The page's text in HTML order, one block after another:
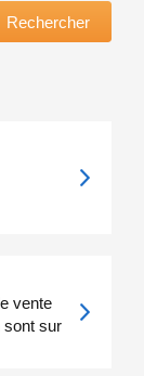
Rechercher
vente
sont sur